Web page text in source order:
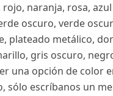
naranja, rosa,
oscuro, verde
plateado metálico,
gris oscuro,
una opción de color
sólo escríbanos un